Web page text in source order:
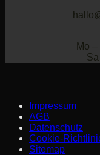
Mo
Impressum
AGB
Datenschutz
Cookie-
Sitemap